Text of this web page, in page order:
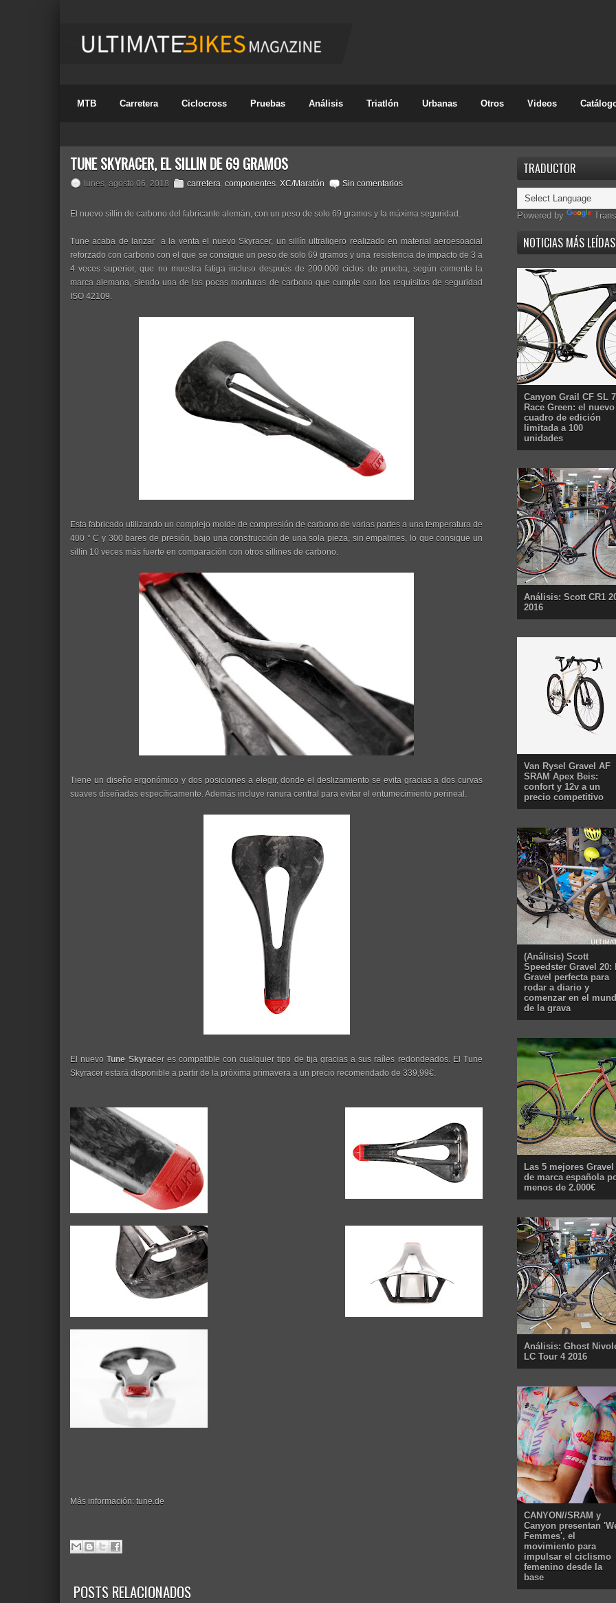
MTB Carretera Ciclocross Pruebas Análisis Triatlón Urbanas Otros Videos
TUNE SKYRACER, EL SILLÍN DE 69 GRAMOS
lunes, agosto 06, 2018 carretera, componentes, XC/Maratón Sin comentarios
El nuevo sillín de carbono del fabricante alemán, con un peso de solo 69 gramos y la máxima seguridad.
Tune acaba de lanzar a la venta el nuevo Skyracer, un sillín ultraligero realizado en material aeroesoacial
reforzado con carbono con el que se consigue un peso de solo 69 gramos y una resistencia de impacto de 3 a
4 veces superior, que no muestra fatiga incluso después de 200.000 ciclos de prueba, según comenta la
marca alemana, siendo una de las pocas monturas de carbono que cumple con los requisitos de seguridad
ISO 42109.
Esta fabricado utilizando un complejo molde de compresión de carbono de varias partes a una temperatura de
400 ° C y 300 bares de presión, bajo una construcción de una sola pieza, sin empalmes, lo que consigue un
sillín 10 veces más fuerte en comparación con otros sillines de carbono.
Tiene un diseño ergonómico y dos posiciones a elegir, donde el deslizamiento se evita gracias a dos curvas
suaves diseñadas específicamente. Además incluye ranura central para evitar el entumecimiento perineal.
El nuevoTune Skyracer es compatible con cualquier tipo de tija gracias a sus raíles redondeados. El Tune
Skyracer estará disponible a partir de la próxima primavera a un precio recomendado de 339,99€.
Más información: tune.de
POSTS RELACIONADOS
TRADUCTOR
Powered by
NOTICIAS MÁS LEÍDAS
Canyon Grail CF SL 7
Race Green: el nuevo
cuadro de edición
limitada a 100
unidades
Análisis: Scott CR1
2016
Van Rysel Gravel AF
SRAM Apex Beis:
confort y 12v a un
precio competitivo
(Análisis) Scott
Speedster Gravel 20:
Gravel perfecta para
rodar a diario y
comenzar en el
de la grava
Las 5 mejores Gravel
de marca española
menos de 2.000€
Análisis: Ghost
LC Tour 4 2016
CANYON//SRAM y
Canyon presentan
Femmes', el
movimiento para
impulsar el ciclismo
femenino desde la
base